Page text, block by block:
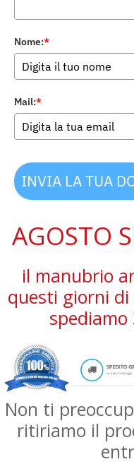
Nome:*
Mail:*
INVIA LA TUA
AGOSTO
il manubrio
questi giorni di
Non ti
ritiriamo il